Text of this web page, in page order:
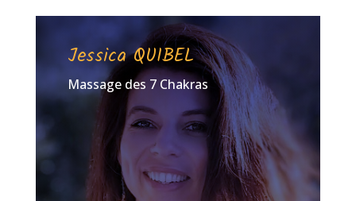
Jessica QUIBEL
Massage des 7 Chakras